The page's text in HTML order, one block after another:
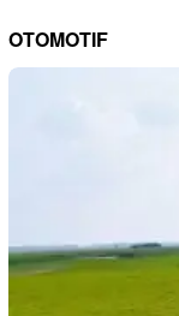
OTOMOTIF